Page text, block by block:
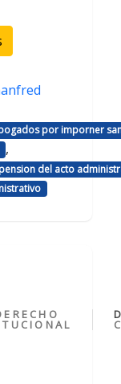
por imporner
,
del acto